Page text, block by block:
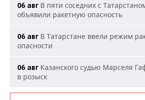
06 авг В пяти соседних с
объявили ракетную опасность
06 авг В Татарстане ввели режим
опасности
06 авг Казанского судью Марселя
в розыск